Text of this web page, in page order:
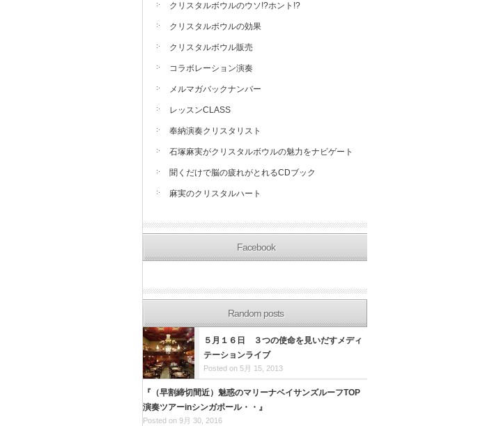
クリスタルボウルのウソ!?ホント!?
クリスタルボウルの効果
クリスタルボウル販売
コラボレーション演奏
メルマガバックナンバー
レッスンCLASS
奉納演奏クリスタリスト
石塚麻実がクリスタルボウルの魅力をナビゲート
聞くだけで脳の疲れがとれるCDブック
麻実のクリスタルハート
Facebook
Random posts
５月１６日 ３つの使命を見いだすメディ
テーションライブ
Posted on 5月 15, 2013
『（早割締切間近）魅惑のマリーナベイサンズルーフTOP
演奏ツアーinシンガポール・・』
Posted on 9月 30, 2016